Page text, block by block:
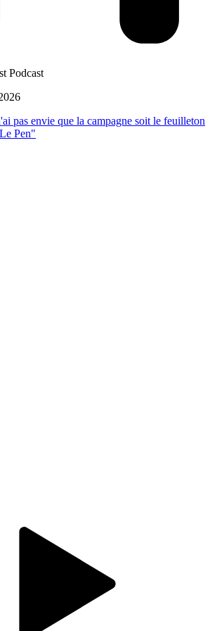
Podcast
pas envie que la campagne soit le feuilleton
Pen"